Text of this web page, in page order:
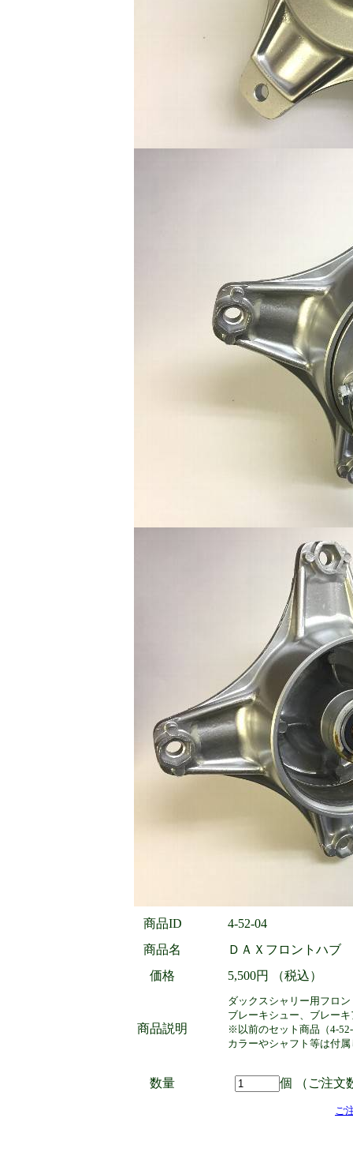
商品ID
4-52-04
商品名
ＤＡＸフロントハブ
価格
5,500円 （税込）
商品説明
ダックスシャリー用フロ
ブレーキシュー、ブレー
※以前のセット商品（4-
カラーやシャフト等は付
数量 個 （ご注文
ご